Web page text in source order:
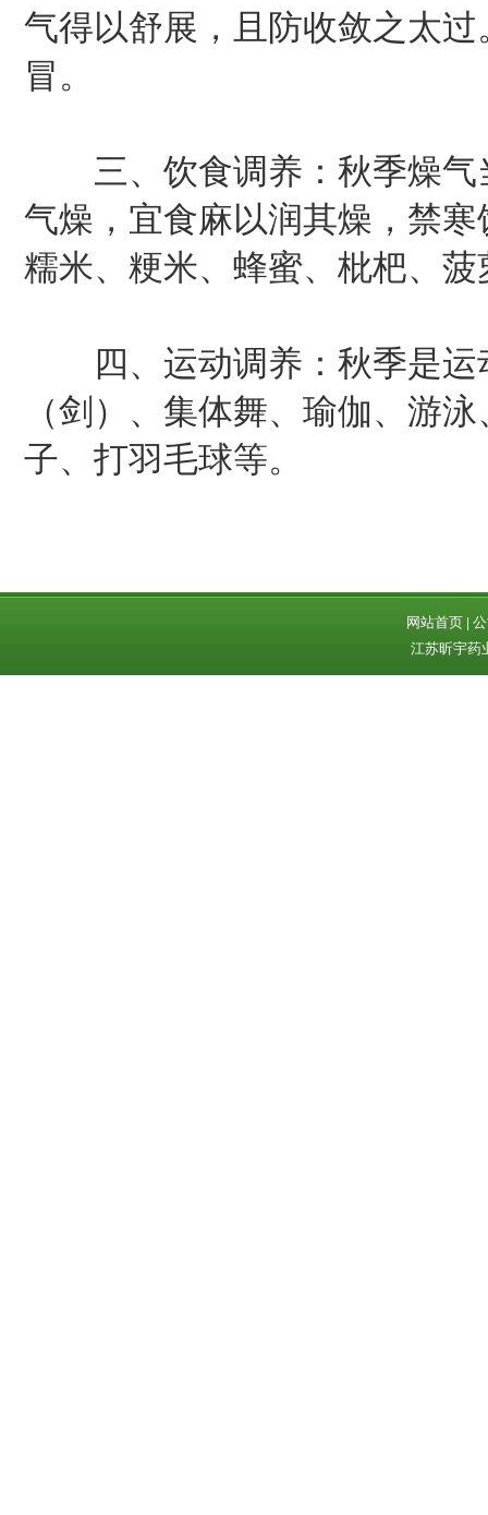
气得以舒展，且防收敛之太
冒。
三、饮食调养：秋季燥气
气燥，宜食麻以润其燥，禁
糯米、粳米、蜂蜜、枇杷、
四、运动调养：秋季是运
（剑）、集体舞、瑜伽、游
子、打羽毛球等。
网站首页
江苏昕宇药